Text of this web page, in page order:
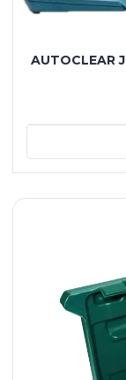
AUTOCLEAR